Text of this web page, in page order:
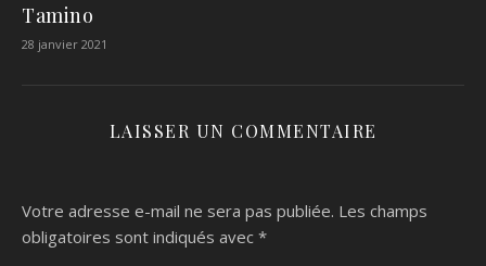
Tamino
28 janvier 2021
LAISSER UN COMMENTAIRE
Votre adresse e-mail ne sera pas publiée. Les champs
obligatoires sont indiqués avec *